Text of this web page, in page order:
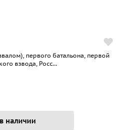
первого батальона, первой
взвода, Росс...
наличии